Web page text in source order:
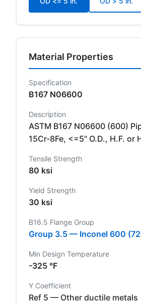
Material Properties
Specification
B167 N06600
Description
ASTM B167 N06600 (600)
15Cr-8Fe, <=5" O.D., H.F. or
Tensile Strength
80 ksi
Yield Strength
30 ksi
B16.5 Flange Group
Group 3.5 — Inconel 600
Min Design Temperature
-325 °F
Y Coefficient
Ref 5 — Other ductile metals